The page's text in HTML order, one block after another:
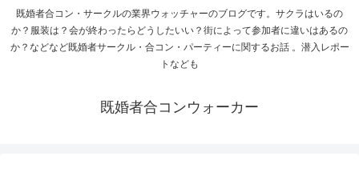
既婚者合コン・サークルの業界ウォッチャーのブログです。サクラはいるの
か？服装は？会が終わったらどうしたいい？街によって参加者に違いはあるの
か？などなど既婚者サークル・合コン・パーティーに関するお話 。潜入レポー
トなども
既婚者合コンウォーカー